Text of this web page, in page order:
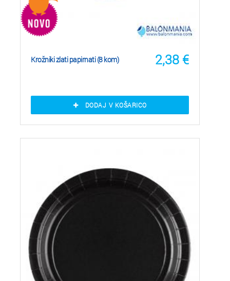
2,38 €
Krožniki zlati papirnati (8 kom)
DODAJ V KOŠARICO